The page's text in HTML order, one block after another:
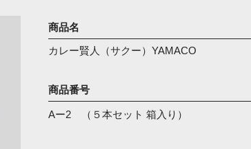
カレー賢人（サクー）YAMACO
商品番号
Aー2 （５本セット 箱入り）